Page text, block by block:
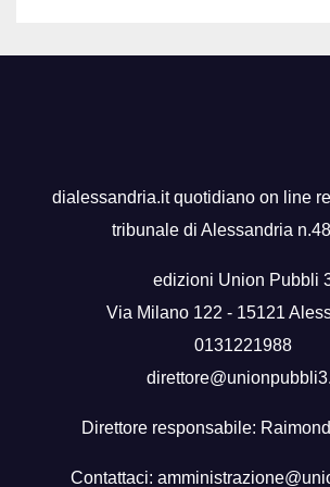
dialessandria.it quotidiano on line
tribunale di Alessandria
edizioni Union Pubbli
Via Milano 122 - 15121
0131221988
Direttore responsabile:
Contattaci: